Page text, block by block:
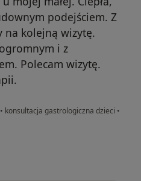
podejściem. Z
na kolejną wizytę.
i z
Polecam wizytę.
• konsultacja gastrologiczna dzieci •